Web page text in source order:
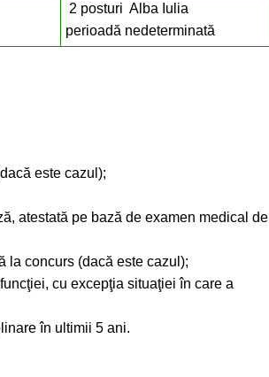
2 posturi Alba Iulia
perioadă nedeterminată
este cazul);
atestată pe bază de examen medical de
la concurs (dacă este cazul);
cu excepţia situaţiei în care a
în ultimii 5 ani.